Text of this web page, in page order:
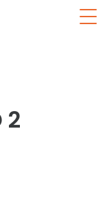
2